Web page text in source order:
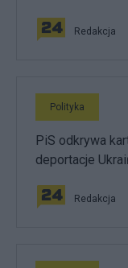
Redakcja
Polityka
PiS odkrywa
deportacje
Redakcja